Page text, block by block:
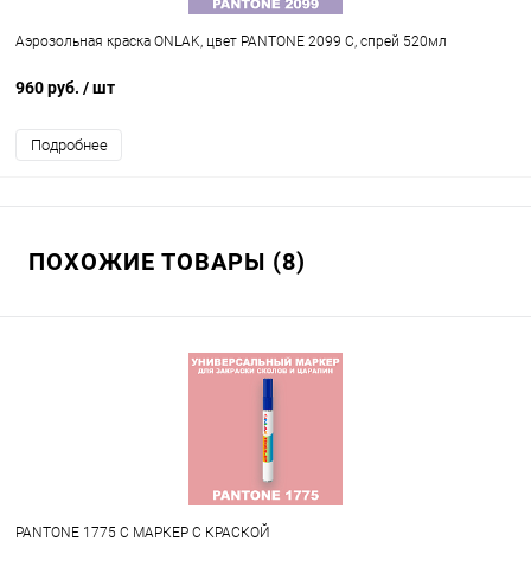
Аэрозольная краска ONLAK, цвет PANTONE 2099 C, спрей 520мл
960 руб. / шт
Подробнее
ПОХОЖИЕ ТОВАРЫ (8)
PANTONE 1775 C МАРКЕР С КРАСКОЙ